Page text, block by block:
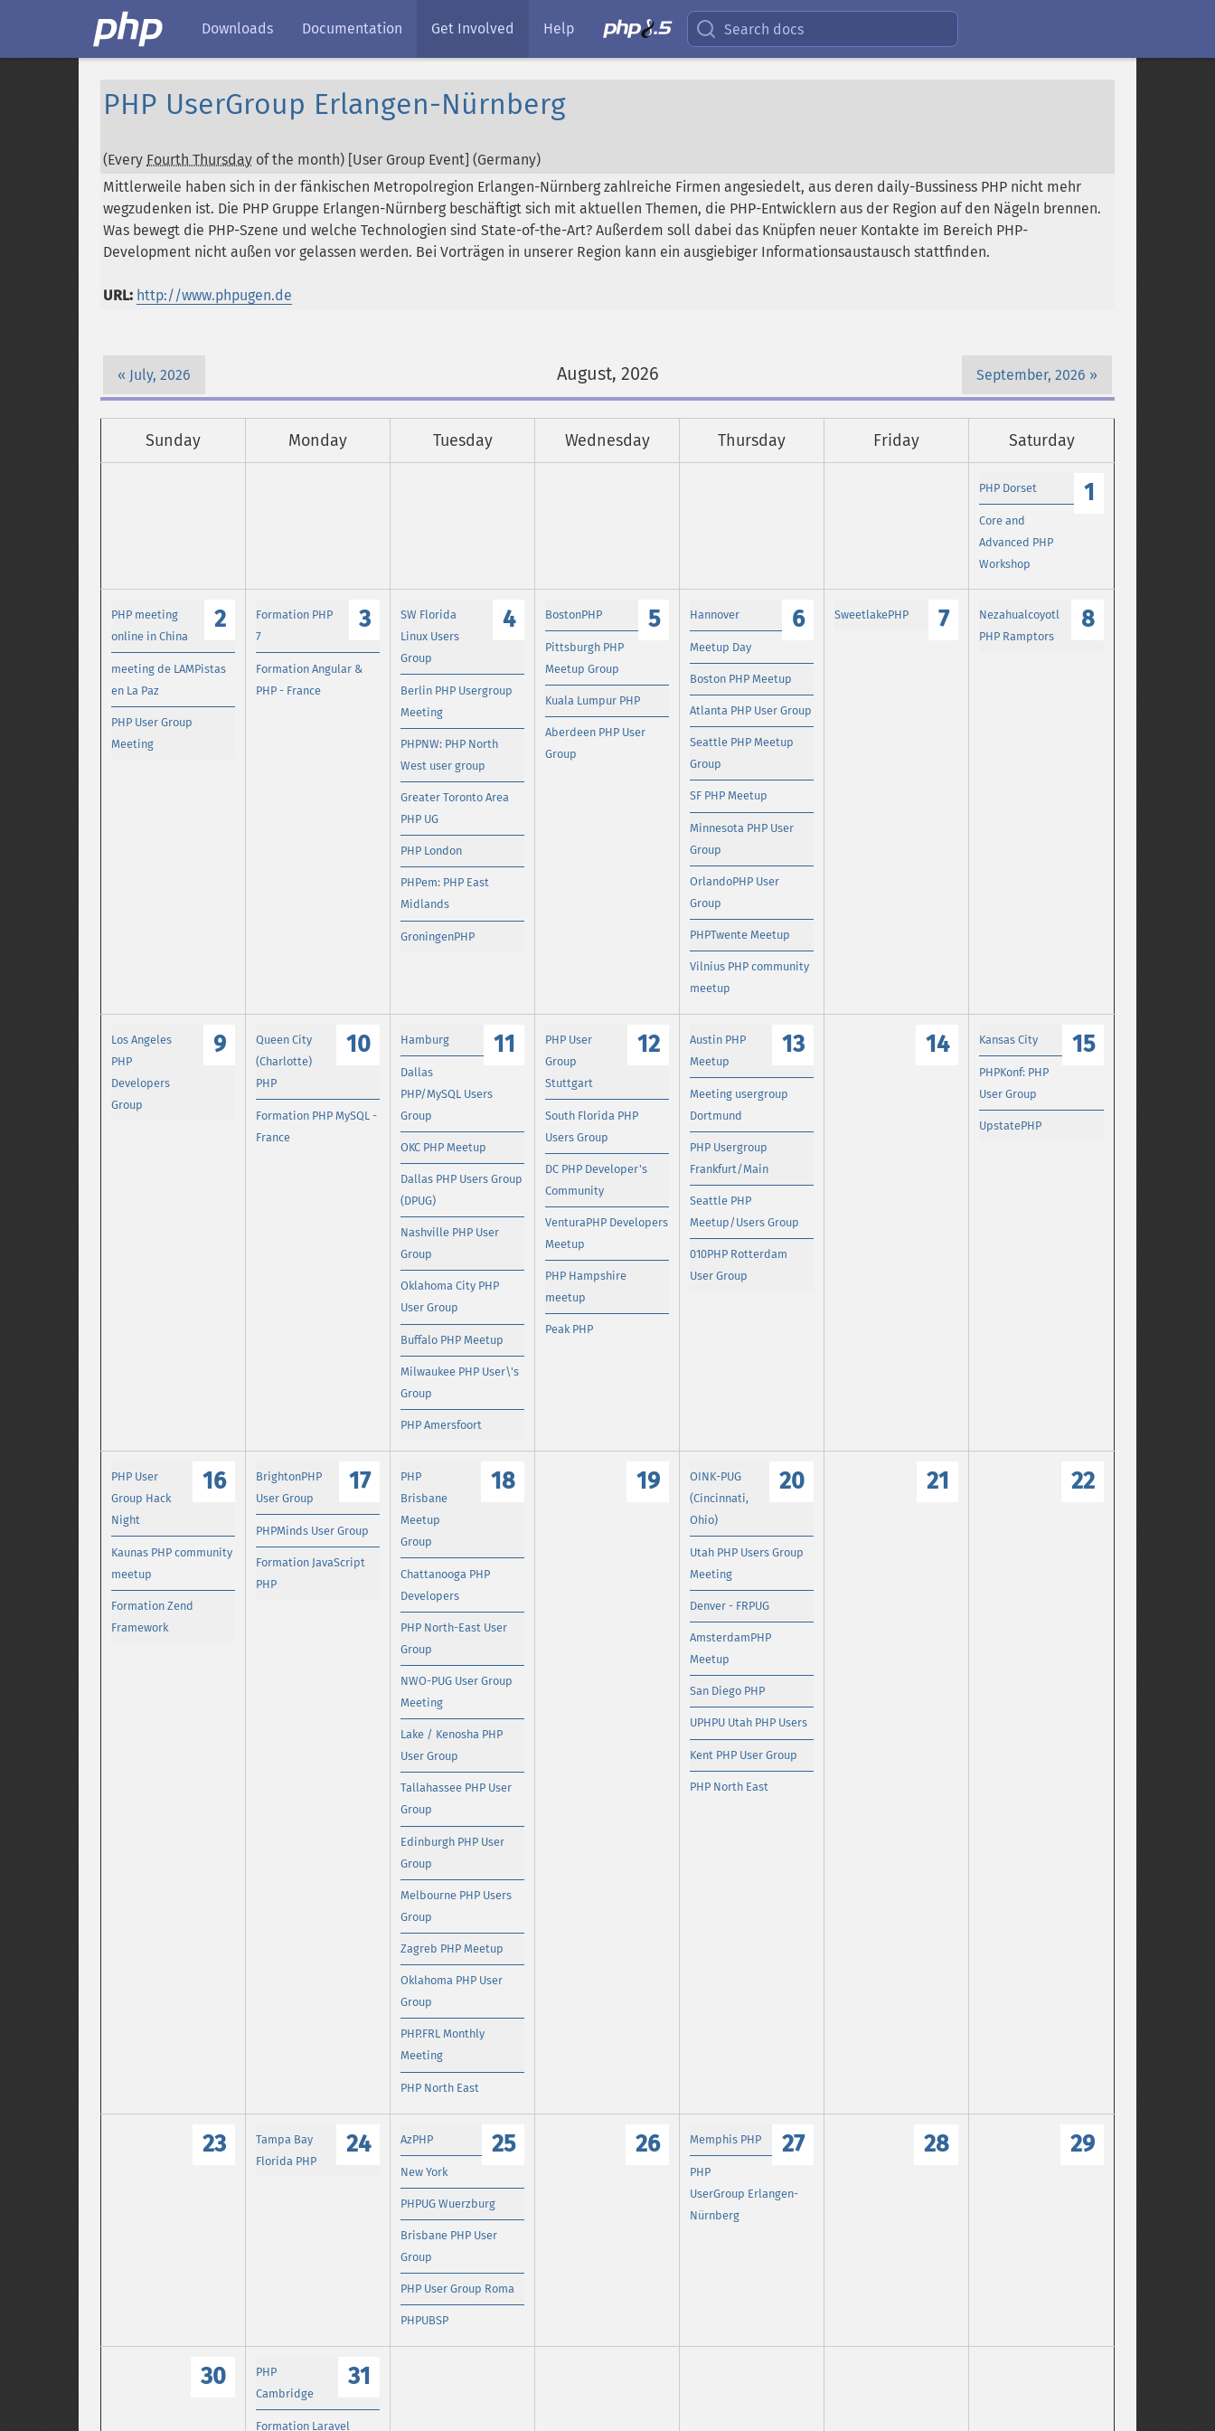
Downloads Documentation Get Involved Help Search docs
PHP UserGroup Erlangen-Nürnberg
(Every Fourth Thursday of the month) [User Group Event] (Germany)
Mittlerweile haben sich in der fänkischen Metropolregion Erlangen-Nürnberg zahlreiche Firmen angesiedelt, aus deren daily-Bussiness PHP nicht mehr
wegzudenken ist. Die PHP Gruppe Erlangen-Nürnberg beschäftigt sich mit aktuellen Themen, die PHP-Entwicklern aus der Region auf den Nägeln brennen.
Was bewegt die PHP-Szene und welche Technologien sind State-of-the-Art? Außerdem soll dabei das Knüpfen neuer Kontakte im Bereich PHP-
Development nicht außen vor gelassen werden. Bei Vorträgen in unserer Region kann ein ausgiebiger Informationsaustausch stattfinden.
URL: http://www.phpugen.de
July, 2026 August, 2026 September, 2026
Sunday Monday Tuesday Wednesday Thursday Friday Saturday
1
PHP Dorset
Core and
Advanced PHP
Workshop
2
PHP meeting
online in China
meeting de LAMPistas
en La Paz
PHP User Group
Meeting
3
Formation PHP
7
Formation Angular &
PHP - France
4
SW Florida
Linux Users
Group
Berlin PHP Usergroup
Meeting
PHPNW: PHP North
West user group
Greater Toronto Area
PHP UG
PHP London
PHPem: PHP East
Midlands
GroningenPHP
5
BostonPHP
Pittsburgh PHP
Meetup Group
Kuala Lumpur PHP
Aberdeen PHP User
Group
6
Hannover
Meetup Day
Boston PHP Meetup
Atlanta PHP User Group
Seattle PHP Meetup
Group
SF PHP Meetup
Minnesota PHP User
Group
OrlandoPHP User
Group
PHPTwente Meetup
Vilnius PHP community
meetup
7
SweetlakePHP 8
Nezahualcoyotl
PHP Ramptors
9
Los Angeles
PHP
Developers
Group
10
Queen City
(Charlotte)
PHP
Formation PHP MySQL -
France
11
Hamburg
Dallas
PHP/MySQL Users
Group
OKC PHP Meetup
Dallas PHP Users Group
(DPUG)
Nashville PHP User
Group
Oklahoma City PHP
User Group
Buffalo PHP Meetup
Milwaukee PHP User\'s
Group
PHP Amersfoort
12
PHP User
Group
Stuttgart
South Florida PHP
Users Group
DC PHP Developer's
Community
VenturaPHP Developers
Meetup
PHP Hampshire
meetup
Peak PHP
13
Austin PHP
Meetup
Meeting usergroup
Dortmund
PHP Usergroup
Frankfurt/Main
Seattle PHP
Meetup/Users Group
010PHP Rotterdam
User Group
14 15
Kansas City
PHPKonf: PHP
User Group
UpstatePHP
16
PHP User
Group Hack
Night
Kaunas PHP community
meetup
Formation Zend
Framework
17
BrightonPHP
User Group
PHPMinds User Group
Formation JavaScript
PHP
18
PHP
Brisbane
Meetup
Group
Chattanooga PHP
Developers
PHP North-East User
Group
NWO-PUG User Group
Meeting
Lake / Kenosha PHP
User Group
Tallahassee PHP User
Group
Edinburgh PHP User
Group
Melbourne PHP Users
Group
Zagreb PHP Meetup
Oklahoma PHP User
Group
PHP.FRL Monthly
Meeting
PHP North East
19 20
OINK-PUG
(Cincinnati,
Ohio)
Utah PHP Users Group
Meeting
Denver - FRPUG
AmsterdamPHP
Meetup
San Diego PHP
UPHPU Utah PHP Users
Kent PHP User Group
PHP North East
21 22
23 24
Tampa Bay
Florida PHP
25
AzPHP
New York
PHPUG Wuerzburg
Brisbane PHP User
Group
PHP User Group Roma
PHPUBSP
26 27
Memphis PHP
PHP
UserGroup Erlangen-
Nürnberg
28 29
30 31
PHP
Cambridge
Formation Laravel